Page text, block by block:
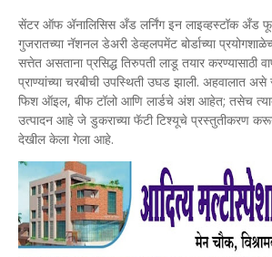
सेंटर ऑफ ॲनालिसिस अँड लर्निंग इन लाइव्हस्टॉक अँड
गुजरातच्या नॅशनल डेअरी डेव्हलपमेंट बोर्डाच्या
सत्तेत असताना प्रसिद्ध तिरुपती लाडू तयार करण्यासाठी
प्राण्यांच्या चरबीची उपस्थिती उघड झाली. अहवालात
फिश ऑइल, बीफ टॉलो आणि लार्डचे अंश आहेत; तसेच
उत्पादन आहे जे डुकराच्या फॅटी टिश्यूचे प्रस्तुतीकरण करून
देखील केला गेला आहे.